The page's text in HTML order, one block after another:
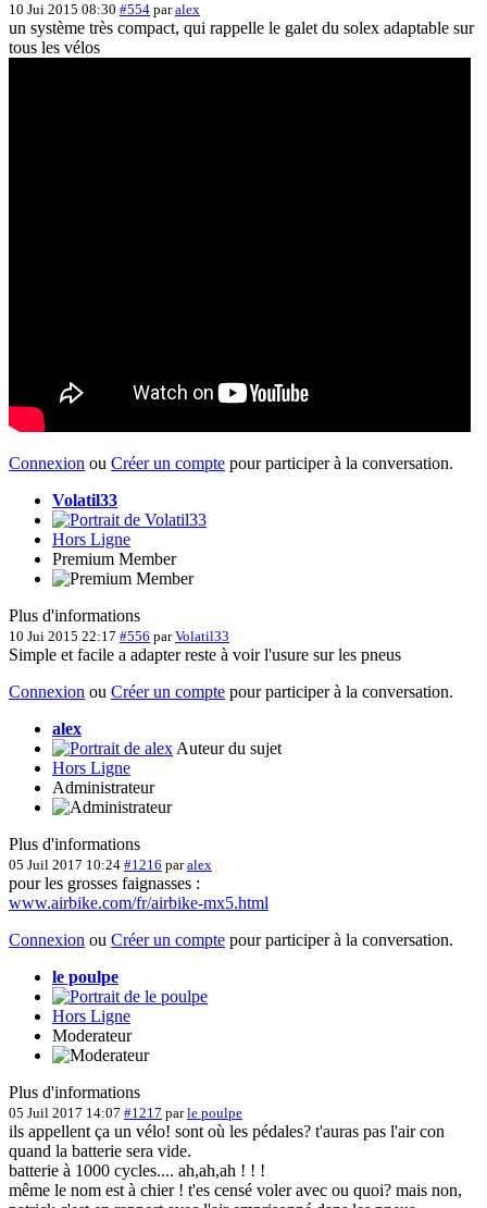
10 Jui 2015 08:30 #554 paralex
un système très compact, qui rappelle le galet du solex adaptable sur
tous les vélos
Connexion ou Créer un compte pour participer à la conversation.
Volatil33
Hors Ligne
Premium Member
Plus d'informations
10 Jui 2015 22:17 #556 parVolatil33
Simple et facile a adapter reste à voir l'usure sur les pneus
Connexion ou Créer un compte pour participer à la conversation.
alex
Auteur du sujet
Hors Ligne
Administrateur
Plus d'informations
05 Juil 2017 10:24 #1216 paralex
pour les grosses faignasses :
www.airbike.com/fr/airbike-mx5.html
Connexion ou Créer un compte pour participer à la conversation.
le poulpe
Hors Ligne
Moderateur
Plus d'informations
05 Juil 2017 14:07 #1217 parle poulpe
ils appellent ça un vélo! sont où les pédales? t'auras pas l'air con
quand la batterie sera vide.
batterie à 1000 cycles.... ah,ah,ah ! ! !
même le nom est à chier ! t'es censé voler avec ou quoi? mais non,